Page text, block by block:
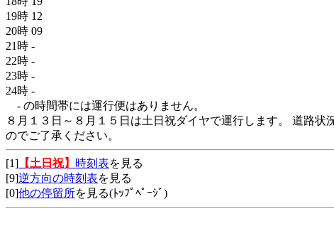
19時 12
20時 09
21時 -
22時 -
23時 -
24時 -
- の時間帯には運行便はありません。
８月１３日～８月１５日は土日祝ダイヤで運行します。 道路
のでご了承ください。
[1] 【土日祝】 時刻表を見る
[9]逆方向の時刻表を見る
[0]他の停留所を見る(ﾄｯﾌﾟﾍﾟｰｼﾞ)